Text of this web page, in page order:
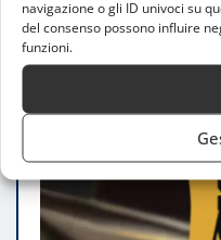
navigazione o gli ID univoci su
del consenso possono influire
funzioni.
Infortunio Fran
Gear7 che devono